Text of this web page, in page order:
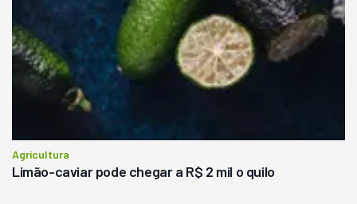
Agricultura
Limão-caviar pode chegar a R$ 2 mil o quilo